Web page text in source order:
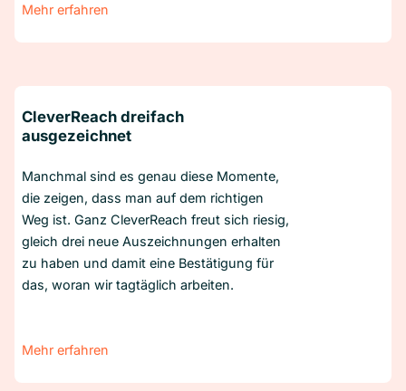
Mehr erfahren
CleverReach dreifach
ausgezeichnet
Manchmal sind es genau diese Momente,
die zeigen, dass man auf dem richtigen
Weg ist. Ganz CleverReach freut sich riesig,
gleich drei neue Auszeichnungen erhalten
zu haben und damit eine Bestätigung für
das, woran wir tagtäglich arbeiten.
Mehr erfahren